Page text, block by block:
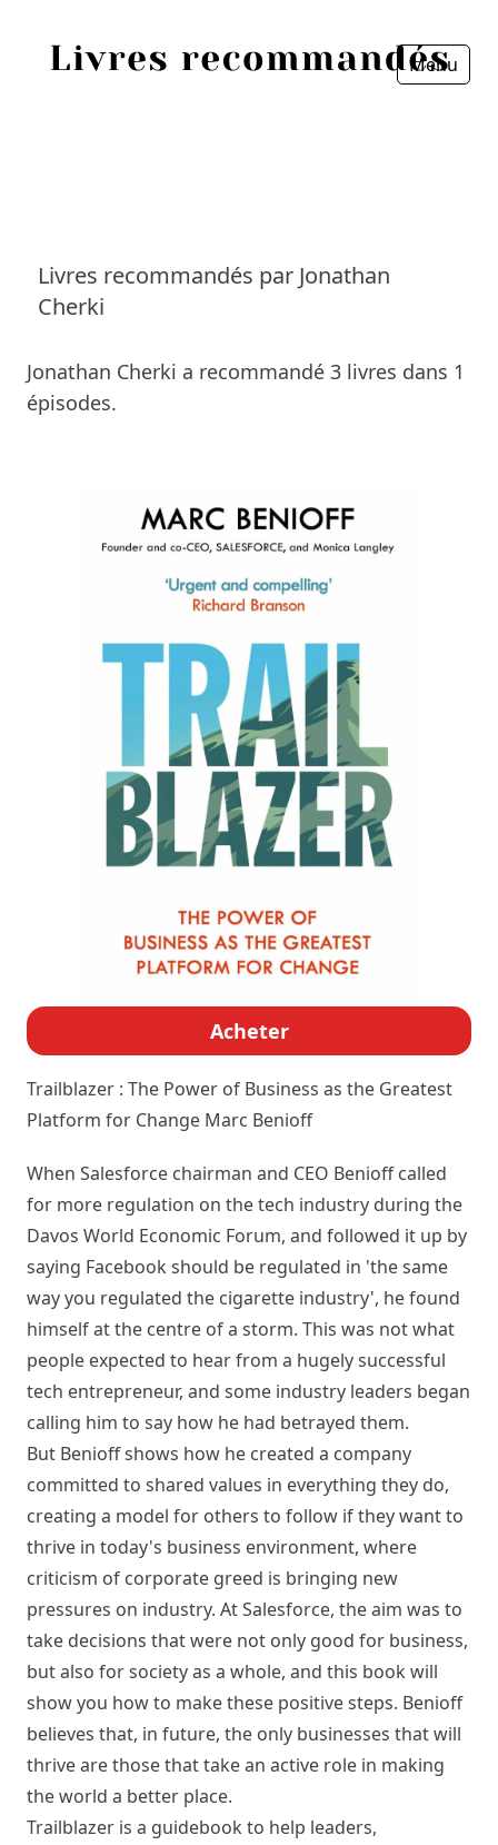
Menu
Livres recommandés par Jonathan
Cherki
Jonathan Cherki a recommandé 3 livres dans 1
épisodes.
Acheter
Trailblazer : The Power of Business as the Greatest
Platform for Change Marc Benioff
When Salesforce chairman and CEO Benioff called
for more regulation on the tech industry during the
Davos World Economic Forum, and followed it up by
saying Facebook should be regulated in 'the same
way you regulated the cigarette industry', he found
himself at the centre of a storm. This was not what
people expected to hear from a hugely successful
tech entrepreneur, and some industry leaders began
calling him to say how he had betrayed them.
But Benioff shows how he created a company
committed to shared values in everything they do,
creating a model for others to follow if they want to
thrive in today's business environment, where
criticism of corporate greed is bringing new
pressures on industry. At Salesforce, the aim was to
take decisions that were not only good for business,
but also for society as a whole, and this book will
show you how to make these positive steps. Benioff
believes that, in future, the only businesses that will
thrive are those that take an active role in making
the world a better place.
Trailblazer is a guidebook to help leaders,
Personnes
Livres
Fermer